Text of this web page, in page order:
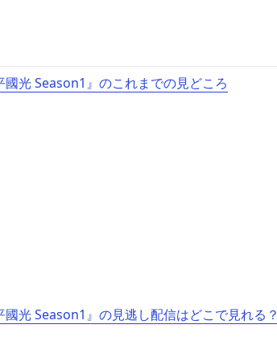
國光 Season1』のこれまでの見どころ
國光 Season1』の見逃し配信はどこで見れる？